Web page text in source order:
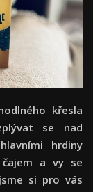
křesla
se nad
hrdiny
a vy se
si pro vás